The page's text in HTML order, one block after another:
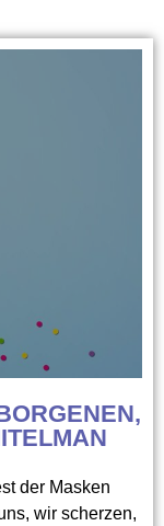
der Masken
wir scherzen,